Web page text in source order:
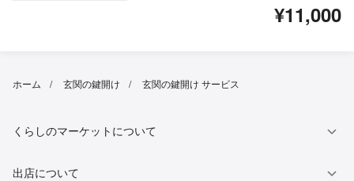
¥11,000
ホーム 玄関の鍵開け 玄関の鍵開け サービス
くらしのマーケットについて
出店について